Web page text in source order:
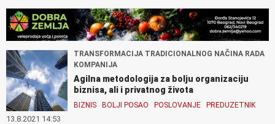
TRANSFORMACIJA TRADICIONALNOG NAČINA RADA
KOMPANIJA
Agilna metodologija za bolju organizaciju
biznisa, ali i privatnog života
BIZNIS BOLJI POSAO POSLOVANJE PREDUZETNIK
13.8.2021 14:53